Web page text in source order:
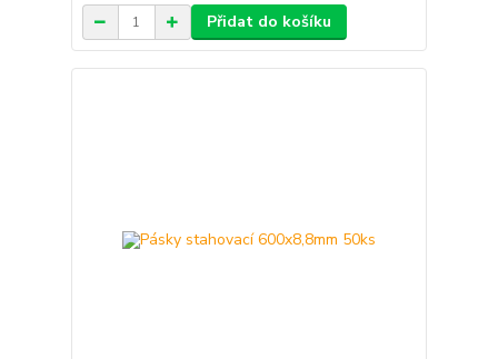
Přidat do košíku